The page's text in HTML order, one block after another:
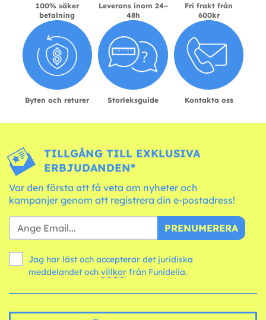
100% säker
betalning
Leverans inom 24–
48h
Fri frakt från
600kr
Byten och returer Storleksguide Kontakta oss
TILLGÅNG TILL EXKLUSIVA
ERBJUDANDEN*
Var den första att få veta om nyheter och
kampanjer genom att registrera din e-postadress!
PRENUMERERA
Jag har läst och accepterar det juridiska
meddelandet och villkor från Funidelia.